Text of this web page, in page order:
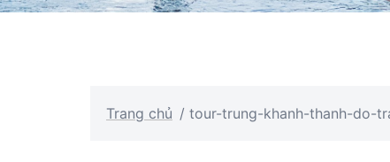
Trang chủ / tour-trung-khanh-thanh-do-